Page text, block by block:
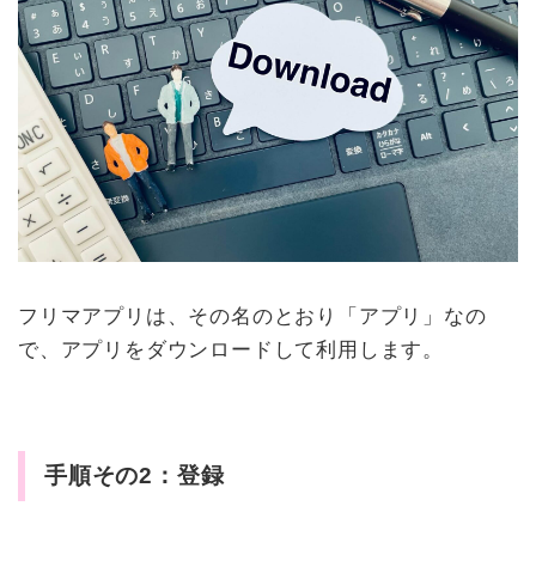
フリマアプリは、その名のとおり「アプリ」なの
で、アプリをダウンロードして利用します。
手順その2：登録